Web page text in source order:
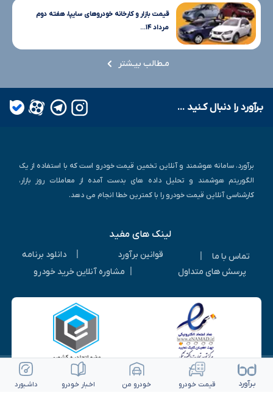
قیمت بازار و کارخانه خودروهای سایپا، هفته دوم
مرداد ۱۴...
مـطالب بیـشتر
بـرآورد را دنبال کـنید ...
برآورد، سامانه هوشمند و آنلاین تخمین قیمت خودرو است که با استفاده از یک
الگوریتم هوشمند و تحلیل داده های بدست آمده از معاملات روز بازار،
کارشناسی آنلاین قیمت خودرو را با کمترین خطا انجام می دهد.
لینک های مفید
تماس با ما قوانین برآورد
دانلود برنامه
پرسش های متداول
مشاوره آنلاین خرید خودرو
بـرآورد قیمت خـودرو خـودرو من اخـبار خـودرو داشـبورد